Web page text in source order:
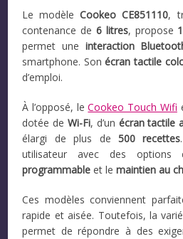
Le modèleCookeo CE851110,
contenance de 6 litres, propose
permet une interaction
smartphone. Sonécran tactile
d’emploi.
À l’opposé, leCookeo Touch Wifi
dotée de Wi-Fi, d’un écran tactile
élargi de plus de 500 recettes
utilisateur avec des options
programmable et lemaintien au
Ces modèles conviennent
rapide et aisée. Toutefois, la
permet de répondre à des